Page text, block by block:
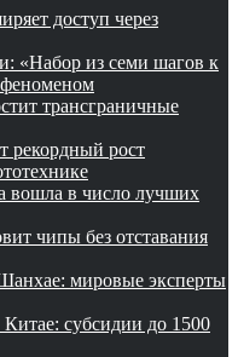
доступ через
«Набор из семи шагов к
феноменом
трансграничные
рекордный рост
вошла в число лучших
чипы без отставания
мировые эксперты
субсидии до 1500